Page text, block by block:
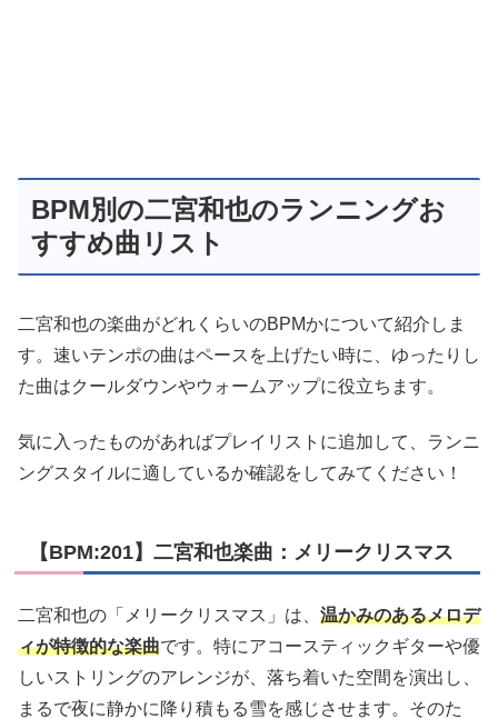
BPM別の二宮和也のランニングお
すすめ曲リスト
二宮和也の楽曲がどれくらいのBPMかについて紹介しま
す。速いテンポの曲はペースを上げたい時に、ゆったりし
た曲はクールダウンやウォームアップに役立ちます。
気に入ったものがあればプレイリストに追加して、ランニ
ングスタイルに適しているか確認をしてみてください！
【BPM:201】二宮和也楽曲：メリークリスマス
二宮和也の「メリークリスマス」は、 温かみのあるメロデ
ィが特徴的な楽曲です。特にアコースティックギターや優
しいストリングのアレンジが、落ち着いた空間を演出し、
まるで夜に静かに降り積もる雪を感じさせます。そのた